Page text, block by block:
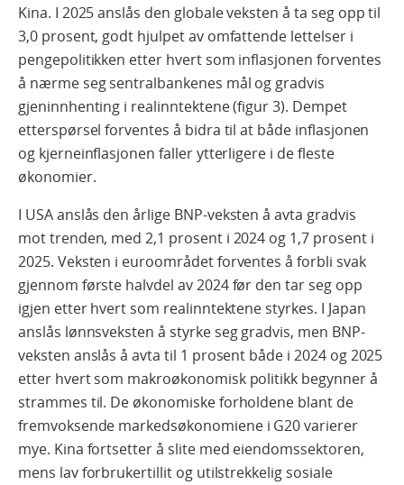
Kina. I 2025 anslås den globale veksten å ta seg opp til
3,0 prosent, godt hjulpet av omfattende lettelser i
pengepolitikken etter hvert som inflasjonen forventes
å nærme seg sentralbankenes mål og gradvis
gjeninnhenting i realinntektene (figur 3). Dempet
etterspørsel forventes å bidra til at både inflasjonen
og kjerneinflasjonen faller ytterligere i de fleste
økonomier.
I USA anslås den årlige BNP-veksten å avta gradvis
mot trenden, med 2,1 prosent i 2024 og 1,7 prosent i
2025. Veksten i euroområdet forventes å forbli svak
gjennom første halvdel av 2024 før den tar seg opp
igjen etter hvert som realinntektene styrkes. I Japan
anslås lønnsveksten å styrke seg gradvis, men BNP-
veksten anslås å avta til 1 prosent både i 2024 og 2025
etter hvert som makroøkonomisk politikk begynner å
strammes til. De økonomiske forholdene blant de
fremvoksende markedsøkonomiene i G20 varierer
mye. Kina fortsetter å slite med eiendomssektoren,
mens lav forbrukertillit og utilstrekkelig sosiale